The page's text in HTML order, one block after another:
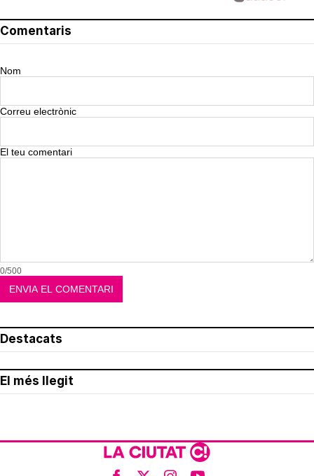
Comentaris
Nom
Correu electrònic
El teu comentari
0/500
Destacats
El més llegit